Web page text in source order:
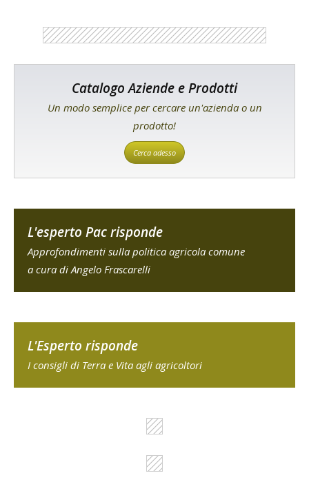
Catalogo Aziende e Prodotti
Un modo semplice per cercare un'azienda o un
prodotto!
Cerca adesso
L'esperto Pac risponde
Approfondimenti sulla politica agricola comune
a cura di Angelo Frascarelli
L'Esperto risponde
I consigli di Terra e Vita agli agricoltori